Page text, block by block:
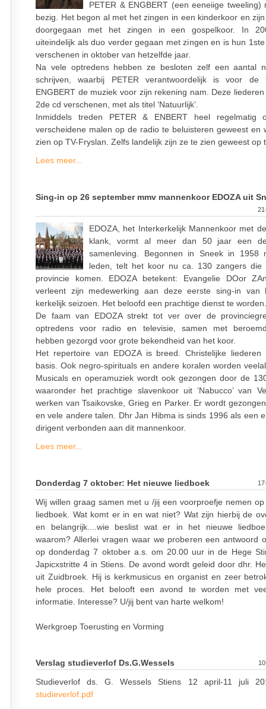
PETER & ENGBERT (een eeneiige tweeling)
bezig. Het begon al met het zingen in een kinderkoor en
doorgegaan met het zingen in een gospelkoor. In
uiteindelijk als duo verder gegaan met zingen en is hun 1ste
verschenen in oktober van hetzelfde jaar.
Na vele optredens hebben ze besloten zelf een aantal
schrijven, waarbij PETER verantwoordelijk is voor de
ENGBERT de muziek voor zijn rekening nam. Deze
2de cd verschenen, met als titel ‘Natuurlijk’.
Inmiddels treden PETER & ENBERT heel regelmatig
verscheidene malen op de radio te beluisteren geweest en
zien op TV-Fryslan. Zelfs landelijk zijn ze te zien geweest op
Lees meer...
Sing-in op 26 september mmv mannenkoor EDOZA uit
EDOZA, het Interkerkelijk Mannenkoor met
klank, vormt al meer dan 50 jaar een
samenleving. Begonnen in Sneek in 1958
leden, telt het koor nu ca. 130 zangers die
provincie komen. EDOZA betekent: Evangelie DOor
verleent zijn medewerking aan deze eerste sing-in van
kerkelijk seizoen. Het beloofd een prachtige dienst te worden.
De faam van EDOZA strekt tot ver over de
optredens voor radio en televisie, samen met
hebben gezorgd voor grote bekendheid van het koor.
Het repertoire van EDOZA is breed. Christelijke liederen
basis. Ook negro-spirituals en andere koralen worden
Musicals en operamuziek wordt ook gezongen door de
waaronder het prachtige slavenkoor uit ‘Nabucco’ van
werken van Tsaikovske, Grieg en Parker. Er wordt
en vele andere talen. Dhr Jan Hibma is sinds 1996 als een
dirigent verbonden aan dit mannenkoor.
Lees meer...
Donderdag 7 oktober: Het nieuwe liedboek
Wij willen graag samen met u /jij een voorproefje nemen
liedboek. Wat komt er in en wat niet? Wat zijn hierbij de
en belangrijk....wie beslist wat er in het nieuwe
waarom? Allerlei vragen waar we proberen een antwoord
op donderdag 7 oktober a.s. om 20.00 uur in de Hege
Japicxstritte 4 in Stiens. De avond wordt geleid door dhr.
uit Zuidbroek. Hij is kerkmusicus en organist en zeer
hele proces. Het belooft een avond te worden met
informatie. Interesse? U/jij bent van harte welkom!
Werkgroep Toerusting en Vorming
Verslag studieverlof Ds.G.Wessels
Studieverlof ds. G. Wessels Stiens 12 april-11 juli
studieverlof.pdf